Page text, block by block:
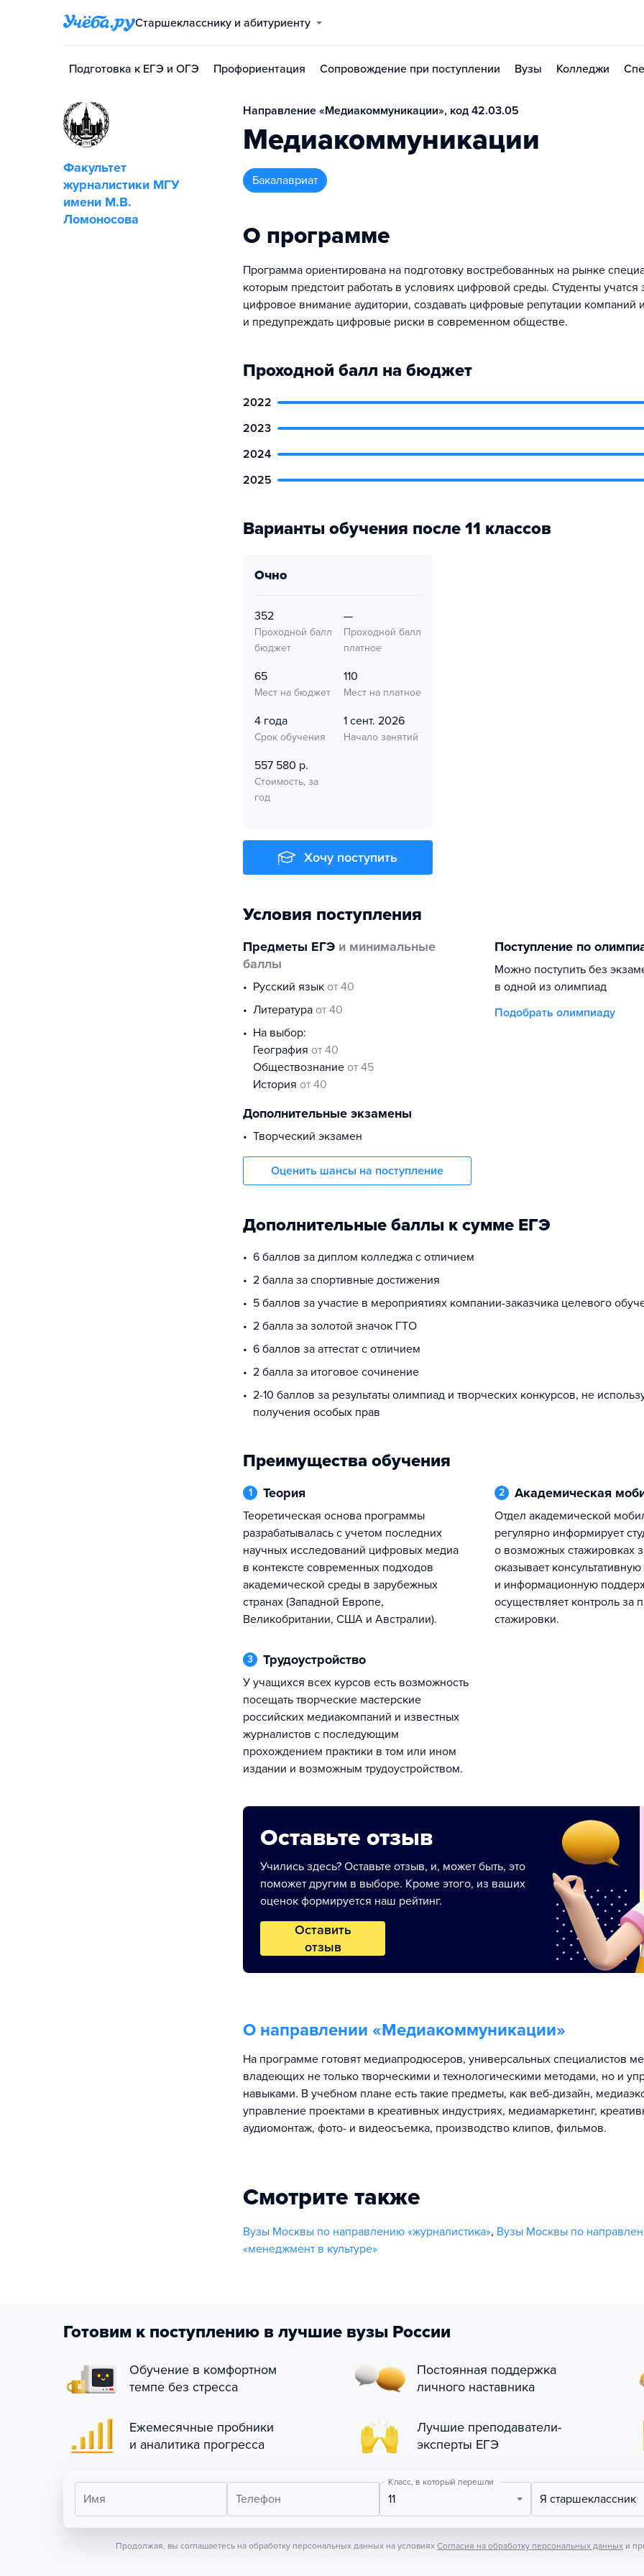
Старшекласснику и абитуриенту
Подготовка к ЕГЭ и ОГЭ Профориентация Сопровождение при поступлении Вузы Колледжи
Факультет
журналистики МГУ
имени М.В.
Ломоносова
Направление «Медиакоммуникации», код 42.03.05
Медиакоммуникации
бакалавриат
О программе
Программа ориентирована на подготовку востребованных на рынке
которым предстоит работать в условиях цифровой среды. Студенты учатся
цифровое внимание аудитории, создавать цифровые репутации компаний
и предупреждать цифровые риски в современном обществе.
Проходной балл на бюджет
2022
2023
2024
2025
Варианты обучения после 11 классов
очно
352
Проходной балл
бюджет
—
Проходной балл
платное
65
Мест на бюджет
110
Мест на платное
4 года
Срок обучения
1 сент. 2026
Начало занятий
557 580 р.
Стоимость, за
год
Хочу поступить
Условия поступления
Предметы ЕГЭ и минимальные
баллы
русский язык от 40
литература от 40
На выбор:
география от 40
обществознание от 45
история от 40
Дополнительные экзамены
Творческий экзамен
Оценить шансы на поступление
Поступление по
Можно поступить без
в одной из олимпиад
Подобрать олимпиаду
Дополнительные баллы к сумме ЕГЭ
6 баллов за диплом колледжа с отличием
2 балла за спортивные достижения
5 баллов за участие в мероприятиях компании-заказчика целевого
2 балла за золотой значок ГТО
6 баллов за аттестат с отличием
2 балла за итоговое сочинение
2-10 баллов за результаты олимпиад и творческих конкурсов, не
получения особых прав
Преимущества обучения
1 Теория
Теоретическая основа программы
разрабатывалась с учетом последних
научных исследований цифровых медиа
в контексте современных подходов
академической среды в зарубежных
странах (Западной Европе,
Великобритании, США и Австралии).
2 Академическая
Отдел академической мобильности
регулярно информирует
о возможных стажировках
оказывает консультативную
и информационную
осуществляет контроль за
стажировки.
3 Трудоустройство
У учащихся всех курсов есть возможность
посещать творческие мастерские
российских медиакомпаний и известных
журналистов с последующим
прохождением практики в том или ином
издании и возможным трудоустройством.
Оставьте отзыв
Учились здесь? Оставьте отзыв, и, может быть, это
поможет другим в выборе. Кроме этого, из ваших
оценок формируется наш рейтинг.
Оставить
отзыв
О направлении «Медиакоммуникации»
На программе готовят медиапродюсеров, универсальных специалистов
владеющих не только творческими и технологическими методами, но и
навыками. В учебном плане есть такие предметы, как веб-дизайн,
управление проектами в креативных индустриях, медиамаркетинг,
аудиомонтаж, фото- и видеосъемка, производство клипов, фильмов.
Смотрите также
Вузы Москвы по направлению «журналистика», Вузы Москвы по
«менеджмент в культуре»
Готовим к поступлению в лучшие вузы России
Обучение в комфортном
темпе без стресса
Постоянная поддержка
личного наставника
Ежемесячные пробники
и аналитика прогресса
Лучшие преподаватели-
эксперты ЕГЭ
Имя Телефон
Класс, в который перешли
11 Я старшеклассник
Продолжая, вы соглашаетесь на обработку персональных данных на условиях Согласия на обработку персональных данных и